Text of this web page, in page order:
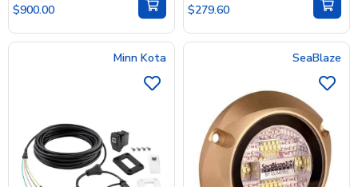
$900.00 $279.60
Minn Kota SeaBlaze